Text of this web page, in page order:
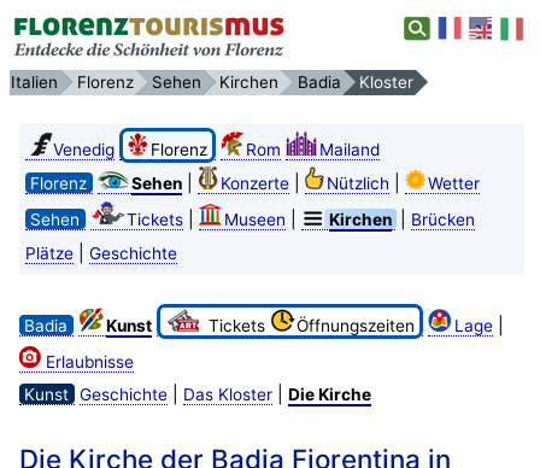
Italien Florenz Sehen Kirchen Badia Kloster
Venedig Florenz Rom
Mailand
Florenz
Sehen| Konzerte| Nützlich
Wetter
Sehen
Tickets| Museen Kirchen
Brücken
Plätze| Geschichte
Badia Kunst Tickets Öffnungszeiten Lage|
Erlaubnisse
Kunst Geschichte| Das Kloster| Die Kirche
Die Kirche der Badia Fiorentina in